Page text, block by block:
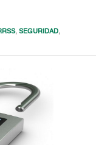
,SEGURIDAD,